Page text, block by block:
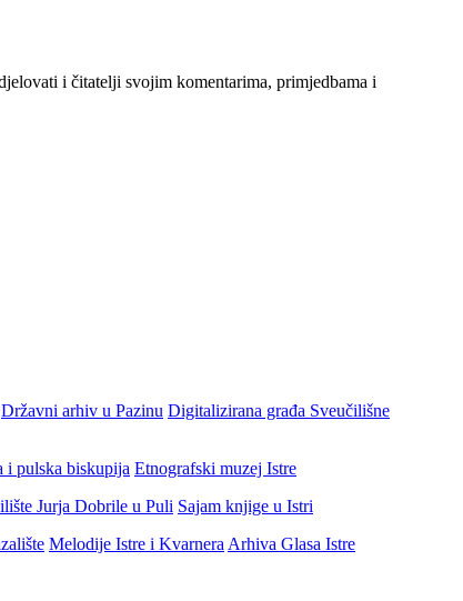
i čitatelji svojim komentarima, primjedbama i
Državni arhiv u Pazinu Digitalizirana građa Sveučilišne
i pulska biskupija Etnografski muzej Istre
Jurja Dobrile u Puli Sajam knjige u Istri
Melodije Istre i KvarneraArhiva Glasa Istre